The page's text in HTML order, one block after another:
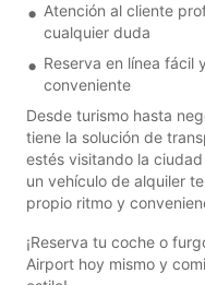
Atención al cliente
cualquier duda
Reserva en línea fácil
conveniente
Desde turismo hasta
tiene la solución de
estés visitando la
un vehículo de alquiler
propio ritmo y
¡Reserva tu coche o
Airport hoy mismo y